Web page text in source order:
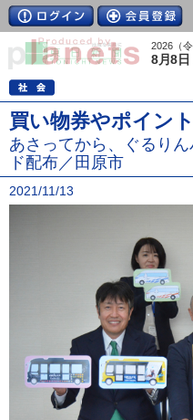
2026（
8月8日
買い物券やポイン
あさってから、ぐるり
ド配布／田原市
2021/11/13